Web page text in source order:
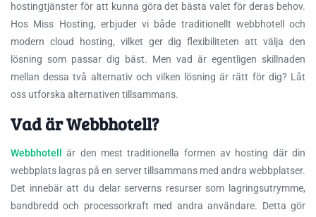
hostingtjänster för att kunna göra det bästa valet för deras behov.
Hos Miss Hosting, erbjuder vi både traditionellt webbhotell och
modern cloud hosting, vilket ger dig flexibiliteten att välja den
lösning som passar dig bäst. Men vad är egentligen skillnaden
mellan dessa två alternativ och vilken lösning är rätt för dig? Låt
oss utforska alternativen tillsammans.
Vad är Webbhotell?
Webbhotell
är den mest traditionella formen av hosting där din
webbplats lagras på en server tillsammans med andra webbplatser.
Det innebär att du delar serverns resurser som lagringsutrymme,
bandbredd och processorkraft med andra användare. Detta gör